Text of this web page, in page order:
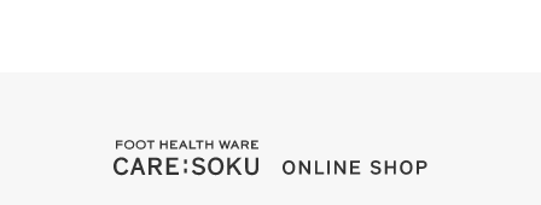
FOOT HEALTH WARE